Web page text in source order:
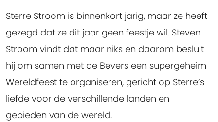
Sterre Stroom is binnenkort jarig, maar ze heeft
gezegd dat ze dit jaar geen feestje wil. Steven
Stroom vindt dat maar niks en daarom besluit
hij om samen met de Bevers een supergeheim
Wereldfeest te organiseren, gericht op Sterre’s
liefde voor de verschillende landen en
gebieden van de wereld.